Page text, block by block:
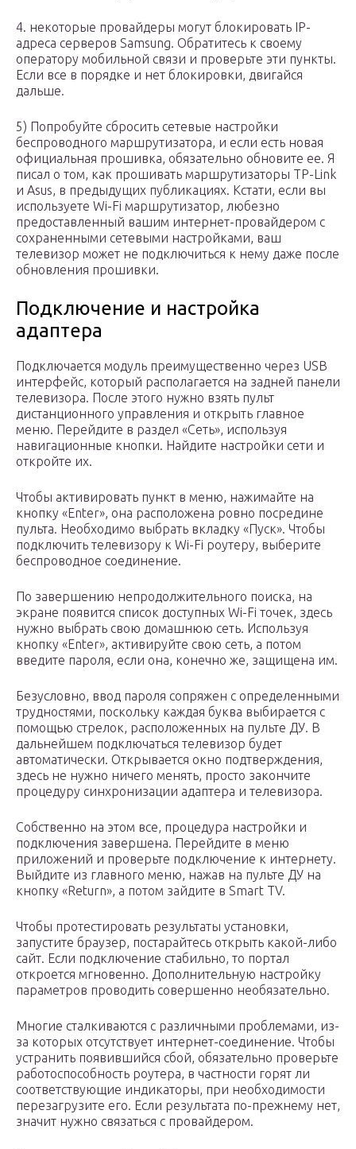
4. некоторые провайдеры могут блокировать IP-
адреса серверов Samsung. Обратитесь к своему
оператору мобильной связи и проверьте эти пункты.
Если все в порядке и нет блокировки, двигайся
дальше.
5) Попробуйте сбросить сетевые настройки
беспроводного маршрутизатора, и если есть новая
официальная прошивка, обязательно обновите ее. Я
писал о том, как прошивать маршрутизаторы TP-Link
и Asus, в предыдущих публикациях. Кстати, если вы
используете Wi-Fi маршрутизатор, любезно
предоставленный вашим интернет-провайдером с
сохраненными сетевыми настройками, ваш
телевизор может не подключиться к нему даже после
обновления прошивки.
Подключение и настройка
адаптера
Подключается модуль преимущественно через USB
интерфейс, который располагается на задней панели
телевизора. После этого нужно взять пульт
дистанционного управления и открыть главное
меню. Перейдите в раздел «Сеть», используя
навигационные кнопки. Найдите настройки сети и
откройте их.
Чтобы активировать пункт в меню, нажимайте на
кнопку «Enter», она расположена ровно посредине
пульта. Необходимо выбрать вкладку «Пуск». Чтобы
подключить телевизору к Wi-Fi роутеру, выберите
беспроводное соединение.
По завершению непродолжительного поиска, на
экране появится список доступных Wi-Fi точек, здесь
нужно выбрать свою домашнюю сеть. Используя
кнопку «Enter», активируйте свою сеть, а потом
введите пароля, если она, конечно же, защищена им.
Безусловно, ввод пароля сопряжен с определенными
трудностями, поскольку каждая буква выбирается с
помощью стрелок, расположенных на пульте ДУ. В
дальнейшем подключаться телевизор будет
автоматически. Открывается окно подтверждения,
здесь не нужно ничего менять, просто закончите
процедуру синхронизации адаптера и телевизора.
Собственно на этом все, процедура настройки и
подключения завершена. Перейдите в меню
приложений и проверьте подключение к интернету.
Выйдите из главного меню, нажав на пульте ДУ на
кнопку «Return», а потом зайдите в Smart TV.
Чтобы протестировать результаты установки,
запустите браузер, постарайтесь открыть какой-либо
сайт. Если подключение стабильно, то портал
откроется мгновенно. Дополнительную настройку
параметров проводить совершенно необязательно.
Многие сталкиваются с различными проблемами, из-
за которых отсутствует интернет-соединение. Чтобы
устранить появившийся сбой, обязательно проверьте
работоспособность роутера, в частности горят ли
соответствующие индикаторы, при необходимости
перезагрузите его. Если результата по-прежнему нет,
значит нужно связаться с провайдером.